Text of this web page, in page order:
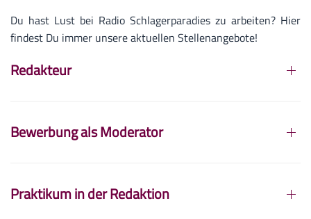
Du hast Lust bei Radio Schlagerparadies zu arbeiten? Hier
findest Du immer unsere aktuellen Stellenangebote!
Redakteur
Bewerbung als Moderator
Praktikum in der Redaktion